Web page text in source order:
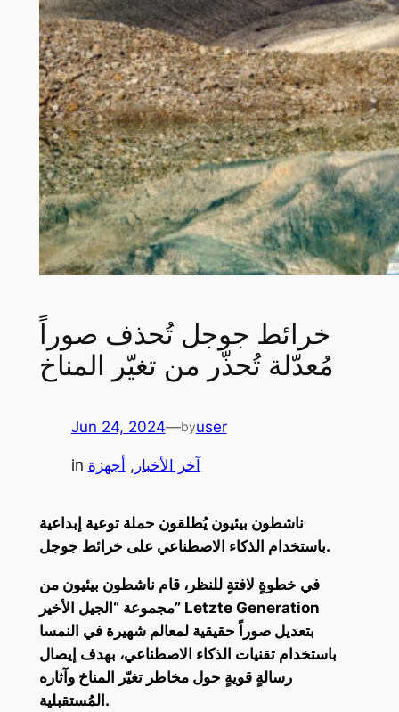
خرائط جوجل تُحذف صوراً
مُعدّلة تُحذّر من تغيّر المناخ
Jun 24, 2024—byuser
in آخر الأخبار , أجهزة
ناشطون بيئيون يُطلقون حملة توعية إبداعية
باستخدام الذكاء الاصطناعي على خرائط جوجل.
في خطوةٍ لافتةٍ للنظر، قام ناشطون بيئيون من
مجموعة “الجيل الأخير” Letzte Generation
بتعديل صوراً حقيقية لمعالم شهيرة في النمسا
باستخدام تقنيات الذكاء الاصطناعي، بهدف إيصال
رسالةٍ قويةٍ حول مخاطر تغيّر المناخ وآثاره
المُستقبلية.